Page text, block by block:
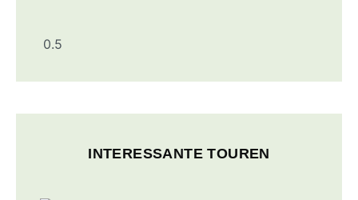
INTERESSANTE TOUREN